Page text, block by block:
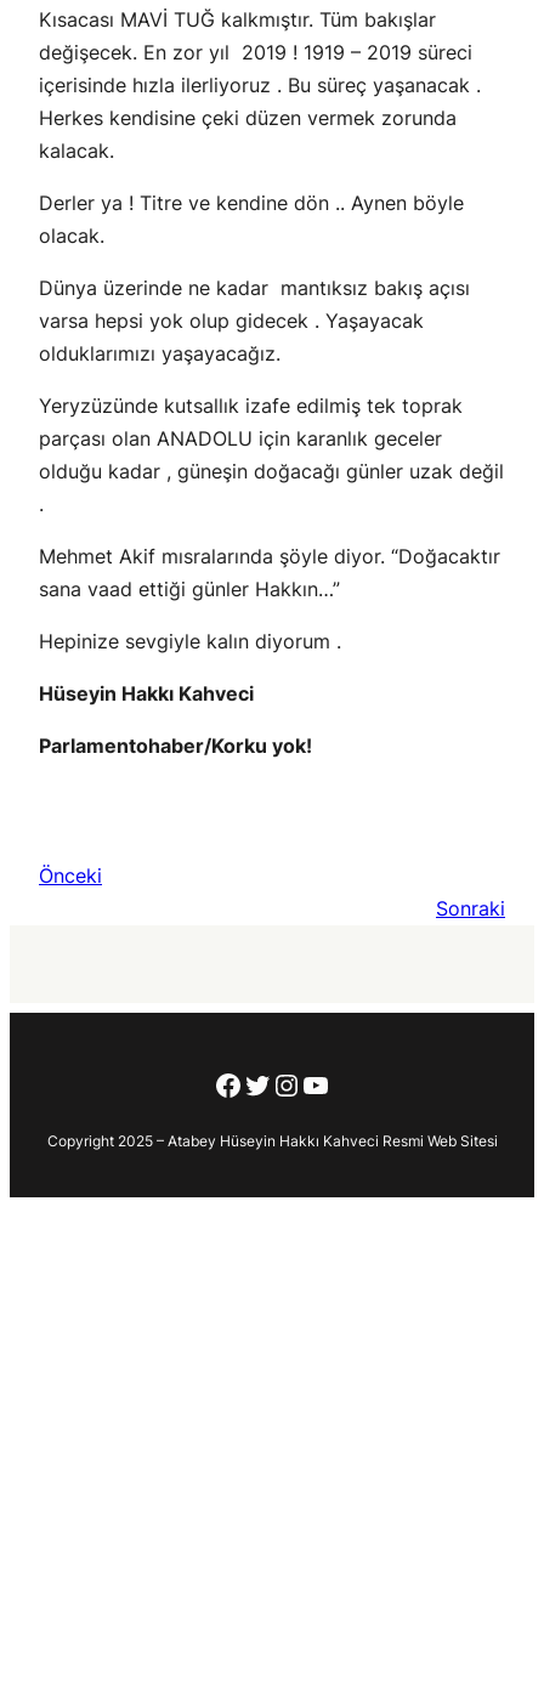
Kısacası MAVİ TUĞ kalkmıştır. Tüm bakışlar
değişecek. En zor yıl 2019 ! 1919 – 2019 süreci
içerisinde hızla ilerliyoruz . Bu süreç yaşanacak .
Herkes kendisine çeki düzen vermek zorunda
kalacak.
Derler ya ! Titre ve kendine dön .. Aynen böyle
olacak.
Dünya üzerinde ne kadar mantıksız bakış açısı
varsa hepsi yok olup gidecek . Yaşayacak
olduklarımızı yaşayacağız.
Yeryzüzünde kutsallık izafe edilmiş tek toprak
parçası olan ANADOLU için karanlık geceler
olduğu kadar , güneşin doğacağı günler uzak değil
.
Mehmet Akif mısralarında şöyle diyor. “Doğacaktır
sana vaad ettiği günler Hakkın…”
Hepinize sevgiyle kalın diyorum .
Hüseyin Hakkı Kahveci
Parlamentohaber/Korku yok!
Önceki
Sonraki
Facebook
Twitter
Instagram
YouTube
Copyright 2025 – Atabey Hüseyin Hakkı Kahveci Resmi Web Sitesi